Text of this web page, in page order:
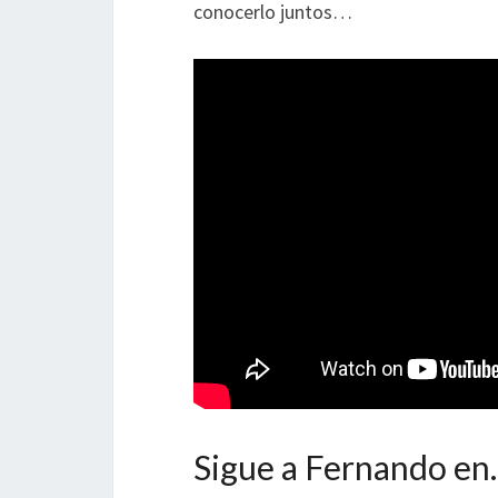
conocerlo juntos…
Sigue a Fernando